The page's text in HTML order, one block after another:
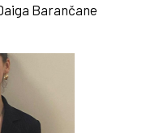
Barančane